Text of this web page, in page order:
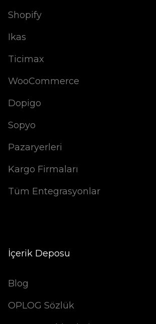
Shopify
Ikas
Ticimax
WooCommerce
Dopigo
Sopyo
Pazaryerleri
Kargo Firmaları
Tüm Entegrasyonlar
İçerik Deposu
Blog
OPLOG Sözlük